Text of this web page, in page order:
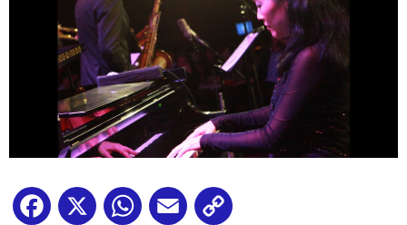
Facebook
X WhatsApp
Email